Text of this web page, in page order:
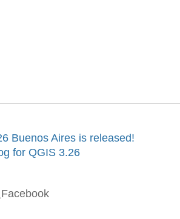
Buenos Aires is released!
for QGIS 3.26